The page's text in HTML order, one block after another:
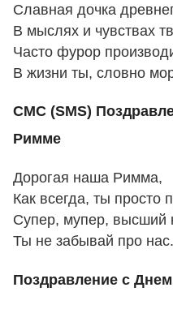
Славная дочка
В мыслях и чувствах
Часто фурор
В жизни ты, словно
СМС (SMS)
Римме
Дорогая наша Римма,
Как всегда, ты просто
Супер, мупер, высший
Ты не забывай про нас.
Поздравление с